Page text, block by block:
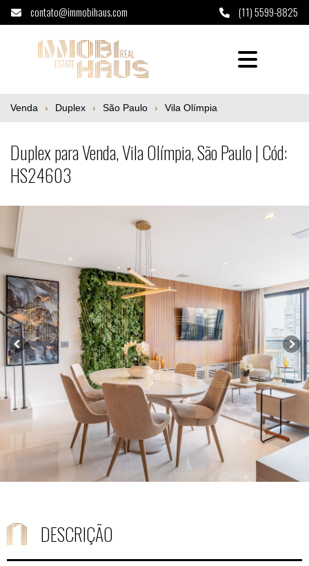
contato@immobihaus.com (11) 5599-8825
Duplex para Venda, Vila Olímpia, São
Venda Duplex São Paulo Vila Olímpia
Duplex para Venda, Vila Olímpia, São Paulo | Cód:
HS24603
DESCRIÇÃO